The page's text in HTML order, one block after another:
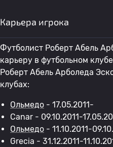
Карьера игрока
Футболист Роберт Абель
карьеру в футбольном
Роберт Абель Арболеда
клубах:
Ольмедо - 17.05.2011-
Canar - 09.10.2011-
Ольмедо - 11.10.2011-
Grecia - 31.12.2011-